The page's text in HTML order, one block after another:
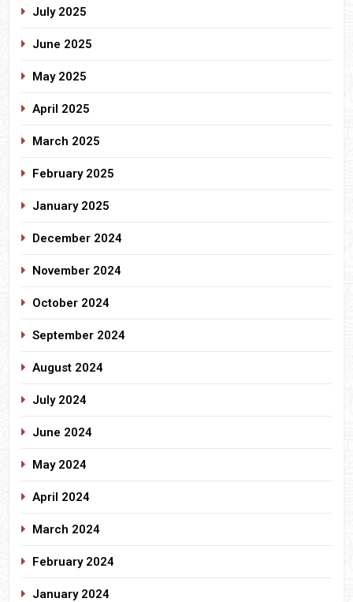
July 2025
June 2025
May 2025
April 2025
March 2025
February 2025
January 2025
December 2024
November 2024
October 2024
September 2024
August 2024
July 2024
June 2024
May 2024
April 2024
March 2024
February 2024
January 2024